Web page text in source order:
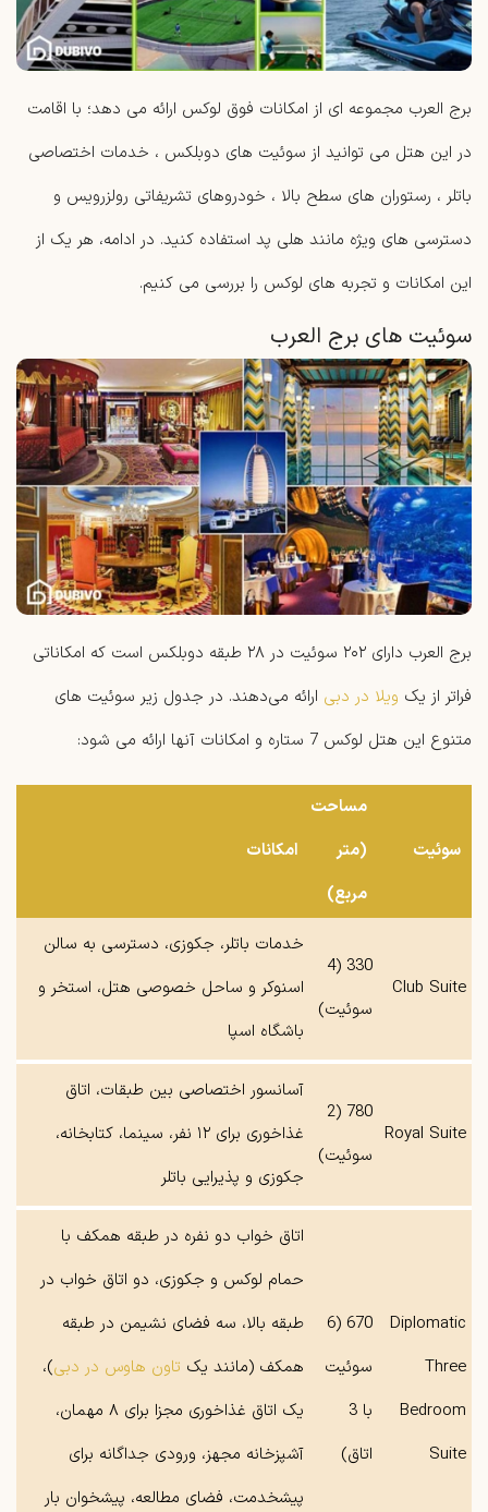
برج‌ العرب مجموعه ‌ای از امکانات فوق ‌لوکس ارائه می‌ دهد؛ با اقامت
در این هتل می‌ توانید از سوئیت‌ های دوبلکس ، خدمات اختصاصی
باتلر ، رستوران‌ های سطح‌ بالا ، خودروهای تشریفاتی رولزرویس و
دسترسی ‌های ویژه مانند هلی ‌پد استفاده کنید. در ادامه، هر یک از
این امکانات و تجربه ‌های لوکس را بررسی می کنیم.
سوئیت های برج العرب
برج العرب دارای ۲۰۲ سوئیت در ۲۸ طبقه دوبلکس است که امکاناتی
فراتر از یک ویلا در دبی ارائه می‌دهند. در جدول زیر سوئیت های
متنوع این هتل لوکس 7 ستاره و امکانات آنها ارائه می شود:
سوئیت
مساحت
(متر
مربع)
امکانات
Club Suite
330 (4
سوئیت)
خدمات باتلر، جکوزی، دسترسی به سالن
اسنوکر و ساحل خصوصی هتل، استخر و
باشگاه اسپا
Royal Suite
780 (2
سوئیت)
آسانسور اختصاصی بین طبقات، اتاق
غذاخوری برای ۱۲ نفر، سینما، کتابخانه،
جکوزی و پذیرایی باتلر
Diplomatic
Three
Bedroom
Suite
670 (6
سوئیت
با 3
اتاق)
اتاق خواب دو نفره در طبقه همکف با
حمام لوکس و جکوزی، دو اتاق خواب در
طبقه بالا، سه فضای نشیمن در طبقه
همکف (مانند یک تاون هاوس در دبی)،
یک اتاق غذاخوری مجزا برای ۸ مهمان،
آشپزخانه مجهز، ورودی جداگانه برای
پیشخدمت، فضای مطالعه، پیشخوان بار